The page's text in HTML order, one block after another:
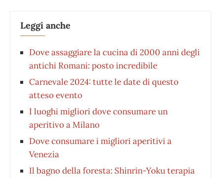
Leggi anche
Dove assaggiare la cucina di 2000 anni degli
antichi Romani: posto incredibile
Carnevale 2024: tutte le date di questo
atteso evento
I luoghi migliori dove consumare un
aperitivo a Milano
Dove consumare i migliori aperitivi a
Venezia
Il bagno della foresta: Shinrin-Yoku terapia